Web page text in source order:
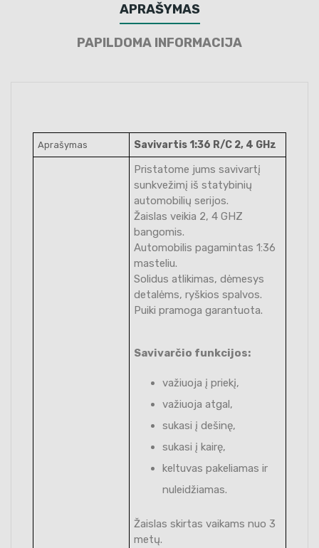
APRAŠYMAS
PAPILDOMA INFORMACIJA
Aprašymas Savivartis 1:36 R/C 2, 4 GHz
Pristatome jums savivartį
sunkvežimį iš statybinių
automobilių serijos.
Žaislas veikia 2, 4 GHZ
bangomis.
Automobilis pagamintas 1:36
masteliu.
Solidus atlikimas, dėmesys
detalėms, ryškios spalvos.
Puiki pramoga garantuota.
Savivarčio funkcijos:
važiuoja į priekį,
važiuoja atgal,
sukasi į dešinę,
sukasi į kairę,
keltuvas pakeliamas ir
nuleidžiamas.
Žaislas skirtas vaikams nuo 3
metų.